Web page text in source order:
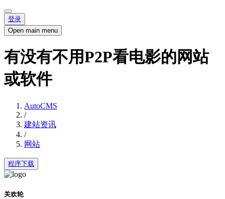
登录
Open main menu
有没有不用P2P看电影的网站
或软件
AutoCMS
/
建站资讯
/
网站
程序下载
关欢轮